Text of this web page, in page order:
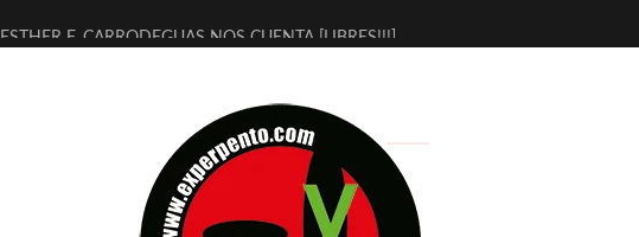
ESTHER F. CARRODEGUAS NOS CUENTA [LIBRES!!!]
[ELECTRA JONDA] DE JUAN GUERRERO ZAMORA
TIMBRE 4, LA ESCUELA DEL DIRECTOR TEATRAL CLAUDIO TOLCACHIR
30 AÑOS (NO ES NADA) DE LA KATARSIS DEL TOMATAZO